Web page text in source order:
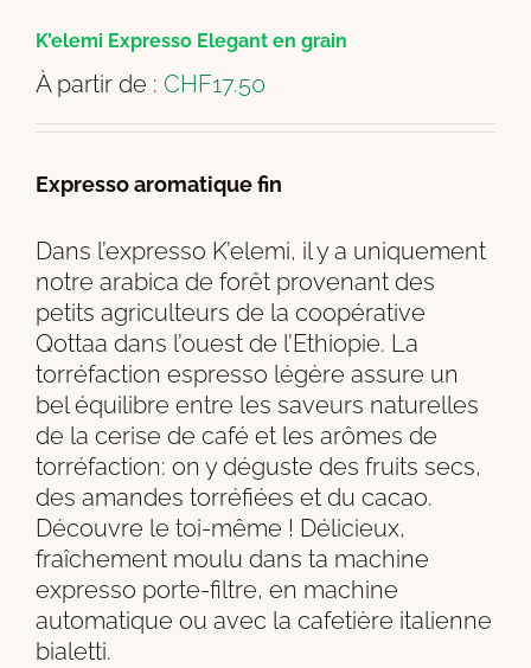
K’elemi Expresso Elegant en grain
À partir de : CHF17.50
Expresso aromatique fin
Dans l’expresso K’elemi, il y a uniquement
notre arabica de forêt provenant des
petits agriculteurs de la coopérative
Qottaa dans l’ouest de l’Ethiopie. La
torréfaction espresso légère assure un
bel équilibre entre les saveurs naturelles
de la cerise de café et les arômes de
torréfaction: on y déguste des fruits secs,
des amandes torréfiées et du cacao.
Découvre le toi-même ! Délicieux,
fraîchement moulu dans ta machine
expresso porte-filtre, en machine
automatique ou avec la cafetière italienne
bialetti.